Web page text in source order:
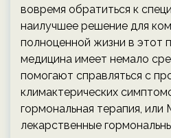
вовремя обратиться к
наилучшее решение для
полноценной жизни в этот
медицина имеет немало
помогают справляться с
климактерических
гормональная терапия, или
лекарственные